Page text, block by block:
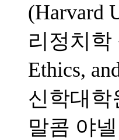
(Harvard
리정치학
Ethics,
신학대학
말콤 야